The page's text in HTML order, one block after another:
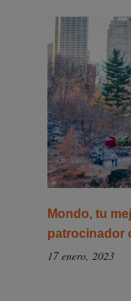
Mondo, tu
patrocinador
17 enero, 2023